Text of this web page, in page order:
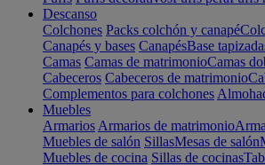
Descanso
Colchones Packs colchón y canapé
Canapés y bases CanapésBase
Camas Camas de matrimonioCamas
Cabeceros Cabeceros de matrimonio
Complementos para colchones
Muebles
Armarios Armarios de matrimonio
Muebles de salón SillasMesas de salón
Muebles de cocina Sillas de cocinas